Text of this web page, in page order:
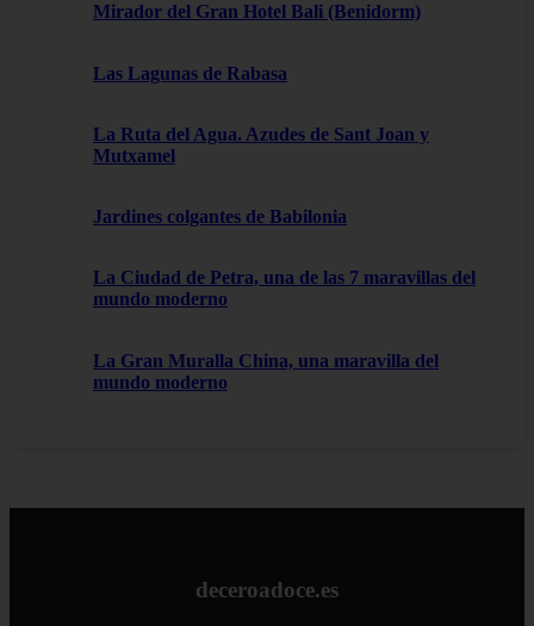
Mirador del Gran Hotel Bali (Benidorm)
Las Lagunas de Rabasa
La Ruta del Agua. Azudes de Sant Joan y
Mutxamel
Jardines colgantes de Babilonia
La Ciudad de Petra, una de las 7 maravillas del
mundo moderno
La Gran Muralla China, una maravilla del
mundo moderno
deceroadoce.es